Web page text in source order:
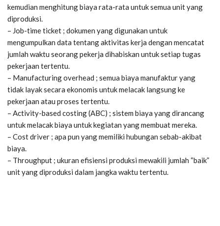
kemudian menghitung biaya rata-rata untuk semua unit yang
diproduksi.
– Job-time ticket ; dokumen yang digunakan untuk
mengumpulkan data tentang aktivitas kerja dengan mencatat
jumlah waktu seorang pekerja dihabiskan untuk setiap tugas
pekerjaan tertentu.
– Manufacturing overhead ; semua biaya manufaktur yang
tidak layak secara ekonomis untuk melacak langsung ke
pekerjaan atau proses tertentu.
– Activity-based costing (ABC) ; sistem biaya yang dirancang
untuk melacak biaya untuk kegiatan yang membuat mereka.
– Cost driver ; apa pun yang memiliki hubungan sebab-akibat
biaya.
– Throughput ; ukuran efisiensi produksi mewakili jumlah “baik”
unit yang diproduksi dalam jangka waktu tertentu.